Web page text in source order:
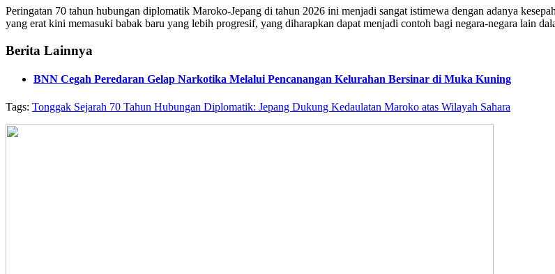
Peringatan 70 tahun hubungan diplomatik Maroko-Jepang di tahun 2026 ini menjadi sangat istimewa dengan adanya
yang erat kini memasuki babak baru yang lebih progresif, yang diharapkan dapat menjadi contoh bagi negara-negara lain
Berita Lainnya
BNN Cegah Peredaran Gelap Narkotika Melalui Pencanangan Kelurahan Bersinar di Muka Kuning
Tags: Tonggak Sejarah 70 Tahun Hubungan Diplomatik: Jepang Dukung Kedaulatan Maroko atas Wilayah Sahara